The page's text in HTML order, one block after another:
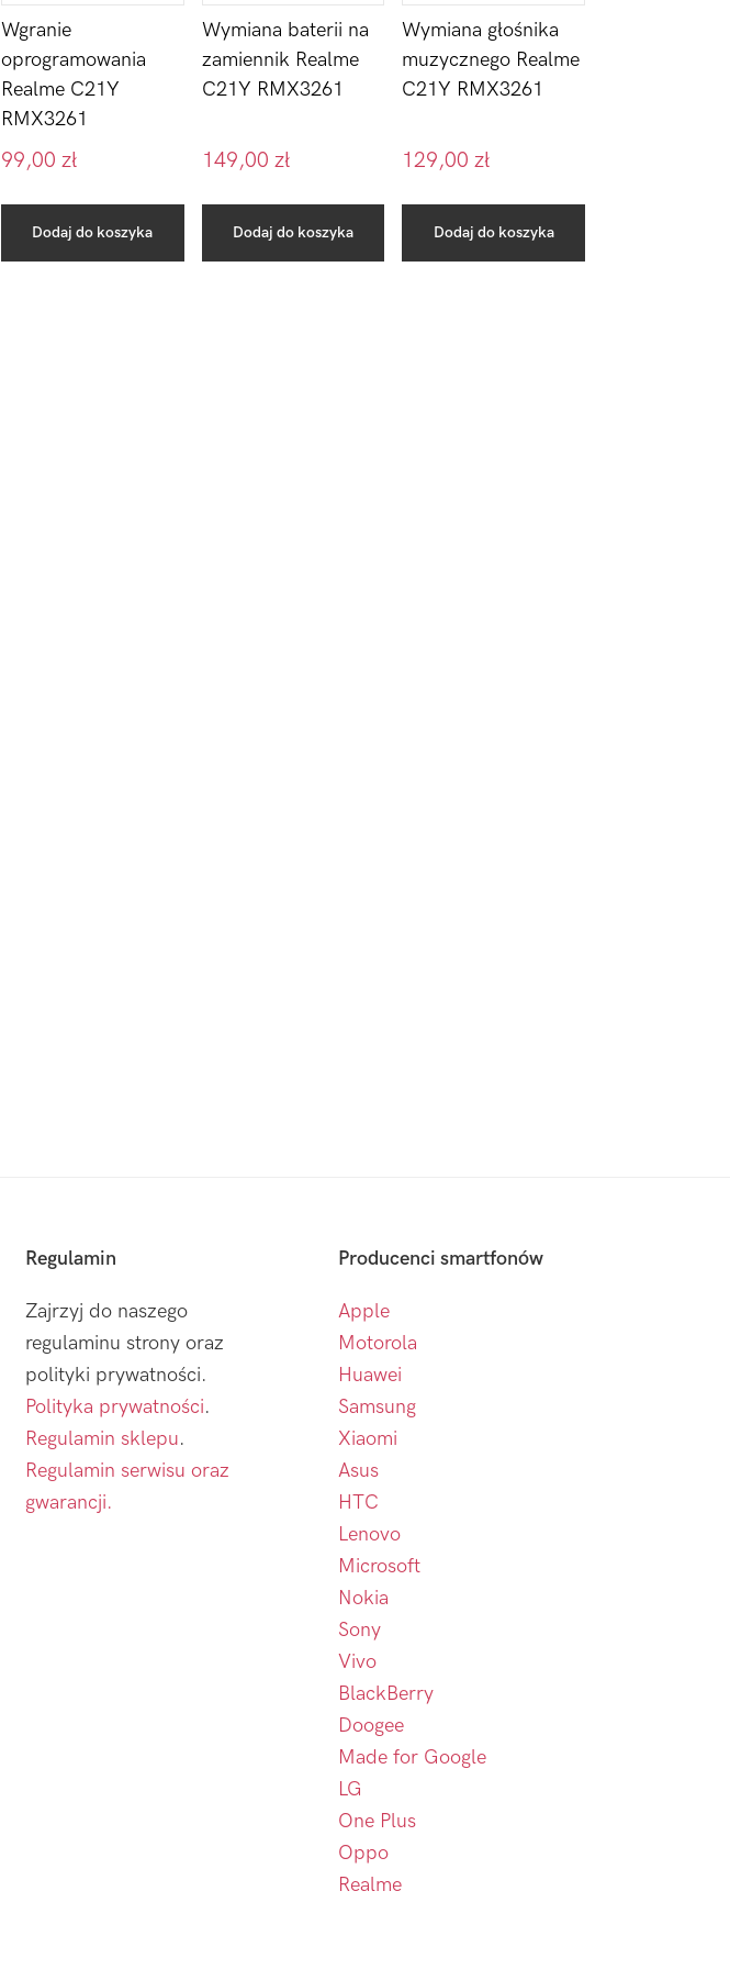
Wgranie
oprogramowania
Realme C21Y
RMX3261
99,00 zł
Dodaj do koszyka
Wymiana baterii na
zamiennik Realme
C21Y RMX3261
149,00 zł
Dodaj do koszyka
Wymiana głośnika
muzycznego Realme
C21Y RMX3261
129,00zł
Dodaj do koszyka
Regulamin
Zajrzyj do naszego
regulaminu strony oraz
polityki prywatności.
Polityka prywatności.
Regulamin sklepu.
Regulamin serwisu oraz
gwarancji.
Producenci smartfonów
Apple
Motorola
Huawei
Samsung
Xiaomi
Asus
HTC
Lenovo
Microsoft
Nokia
Sony
Vivo
BlackBerry
Doogee
Made for Google
LG
One Plus
Oppo
Realme